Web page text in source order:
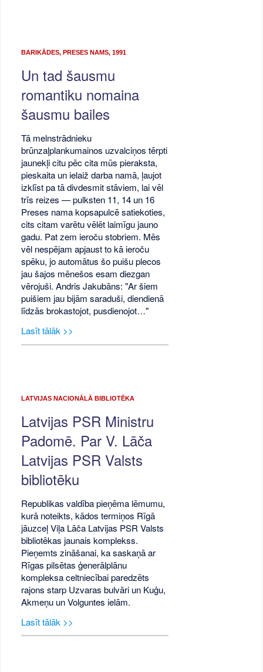
BARIKĀDES, PRESES NAMS, 1991
Un tad šausmu
romantiku nomaina
šausmu bailes
Tā melnstrādnieku
brūnzaļplankumainos uzvalciņos tērpti
jaunekļi citu pēc cita mūs pieraksta,
pieskaita un ielaiž darba namā, ļaujot
izklīst pa tā divdesmit stāviem, lai vēl
trīs reizes — pulksten 11, 14 un 16
Preses nama kopsapulcē satiekoties,
cits citam varētu vēlēt laimīgu jauno
gadu. Pat zem ieroču stobriem. Mēs
vēl nespējam apjaust to kā ieroču
spēku, jo automātus šo puišu plecos
jau šajos mēnešos esam diezgan
vērojuši. Andris Jakubāns: "Ar šiem
puišiem jau bijām saraduši, diendienā
līdzās brokastojot, pusdienojot…"
Lasīt tālāk >>
LATVIJAS NACIONĀLĀ BIBLIOTĒKA
Latvijas PSR Ministru
Padomē. Par V. Lāča
Latvijas PSR Valsts
bibliotēku
Republikas valdība pieņēma lēmumu,
kurā noteikts, kādos termiņos Rīgā
jāuzceļ Viļa Lāča Latvijas PSR Valsts
bibliotēkas jaunais komplekss.
Pieņemts zināšanai, ka saskaņā ar
Rīgas pilsētas ģenerālplānu
kompleksa celtniecībai paredzēts
rajons starp Uzvaras bulvāri un Kuģu,
Akmeņu un Volguntes ielām.
Lasīt tālāk >>